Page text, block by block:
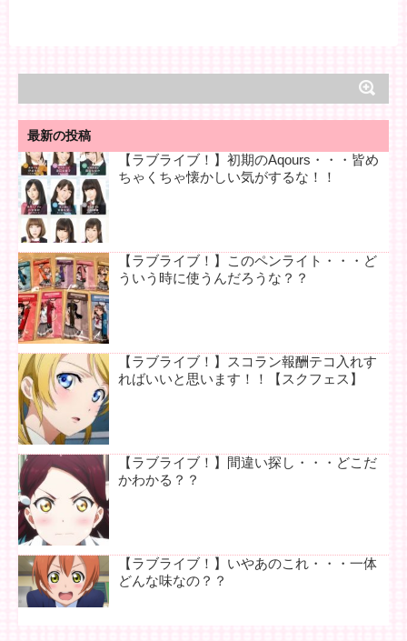
最新の投稿
【ラブライブ！】初期のAqours・・・皆め
ちゃくちゃ懐かしい気がするな！！
【ラブライブ！】このペンライト・・・ど
ういう時に使うんだろうな？？
【ラブライブ！】スコラン報酬テコ入れす
ればいいと思います！！【スクフェス】
【ラブライブ！】間違い探し・・・どこだ
かわかる？？
【ラブライブ！】いやあのこれ・・・一体
どんな味なの？？